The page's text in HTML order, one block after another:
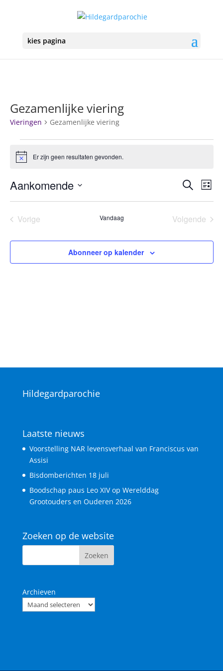
kies pagina
Gezamenlijke viering
Vieringen Gezamenlijke viering
Vieringen
BerichtEr zijn geen resultaten gevonden.
Zoeken
Lijst
Aankomende
datum.
Vorige
Vandaag
Volgende
Abonneer op kalender
Hildegardparochie
Laatste nieuws
Voorstelling NAR levensverhaal van Franciscus van
Assisi
Bisdomberichten 18 juli
Boodschap paus Leo XIV op Werelddag
Grootouders en Ouderen 2026
Zoeken op de website
Archieven